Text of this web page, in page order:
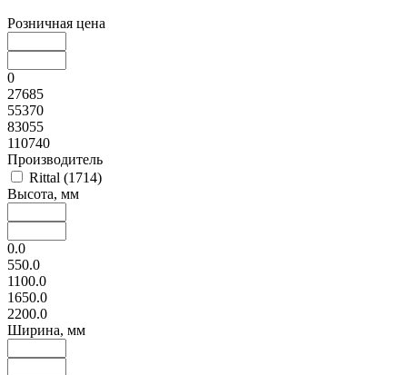
Розничная цена
0
27685
55370
83055
110740
Производитель
Rittal (1714)
Высота, мм
0.0
550.0
1100.0
1650.0
2200.0
Ширина, мм